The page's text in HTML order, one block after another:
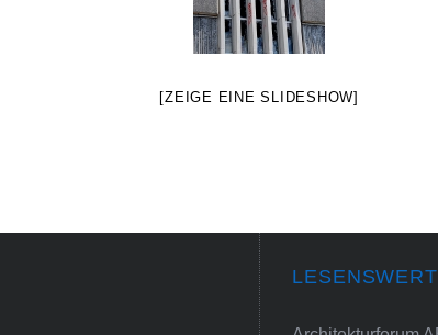
[ZEIGE EINE SLIDESHOW]